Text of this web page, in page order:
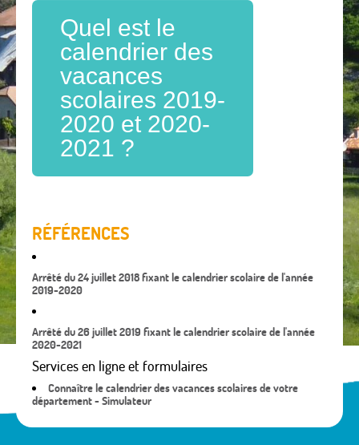
Quel est le
calendrier des
vacances
scolaires 2019-
2020 et 2020-
2021 ?
RÉFÉRENCES
Arrêté du 24 juillet 2018 fixant le calendrier scolaire de l'année
2019-2020
Arrêté du 26 juillet 2019 fixant le calendrier scolaire de l'année
2020-2021
Services en ligne et formulaires
Connaître le calendrier des vacances scolaires de votre
département - Simulateur